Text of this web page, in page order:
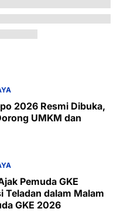
2026 Resmi Dibuka,
UMKM dan
Pemuda GKE
Teladan dalam Malam
GKE 2026